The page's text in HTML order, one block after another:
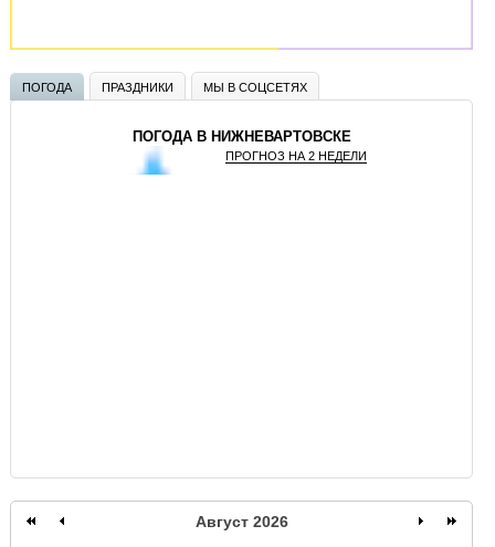
ПОГОДА ПРАЗДНИКИ МЫ В СОЦСЕТЯХ
ПОГОДА В НИЖНЕВАРТОВСКЕ
ПРОГНОЗ НА 2 НЕДЕЛИ
Август 2026